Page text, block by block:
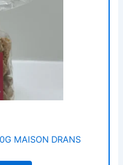
MAISON DRANS